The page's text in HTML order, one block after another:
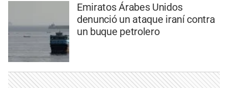
Emiratos Árabes Unidos
denunció un ataque iraní contra
un buque petrolero